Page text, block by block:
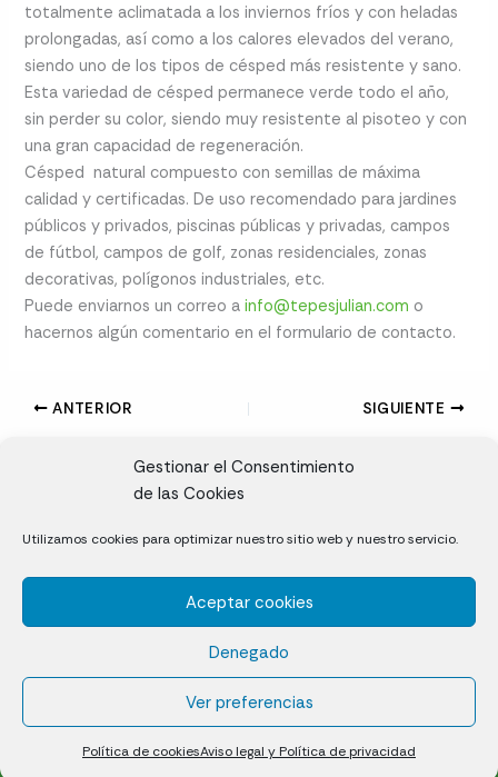
Gestionar el Consentimiento
de las Cookies
Utilizamos cookies para optimizar nuestro sitio web y nuestro servicio.
Aceptar cookies
Denegado
Ver preferencias
Política de cookiesAviso legal y Política de privacidad
totalmente aclimatada a los inviernos fríos y con heladas
prolongadas, así como a los calores elevados del verano,
siendo uno de los tipos de césped más resistente y sano.
Esta variedad de césped permanece verde todo el año,
sin perder su color, siendo muy resistente al pisoteo y con
una gran capacidad de regeneración.
Césped natural compuesto con semillas de máxima
calidad y certificadas. De uso recomendado para jardines
públicos y privados, piscinas públicas y privadas, campos
de fútbol, campos de golf, zonas residenciales, zonas
decorativas, polígonos industriales, etc.
Puede enviarnos un correo ainfo@tepesjulian.com o
hacernos algún comentario en el formulario de contacto.
ANTERIOR SIGUIENTE
Cáceres
Césped natural en tepes
Política de cookies (UE)
Aviso legal y Política de privacidad
¿Quiénes somos?
Contacto